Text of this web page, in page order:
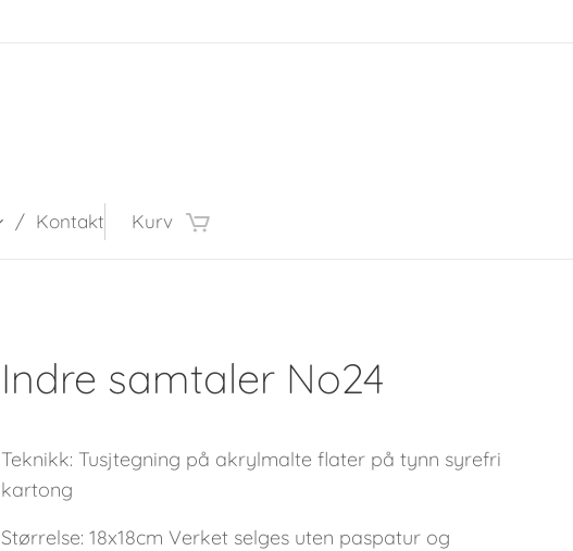
Kontakt Kurv
Indre samtaler No24
Teknikk: Tusjtegning på akrylmalte flater på tynn syrefri
kartong
Størrelse: 18x18cm Verket selges uten paspatur og